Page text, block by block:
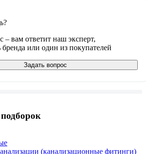
– вам ответит наш эксперт,
бренда или один из покупателей
Задать вопрос
(канализационные фитинги)